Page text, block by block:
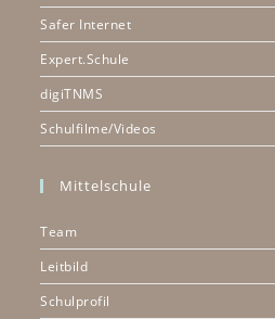
Safer Internet
Expert.Schule
digiTNMS
Schulfilme/Videos
Mittelschule
Team
Leitbild
Schulprofil